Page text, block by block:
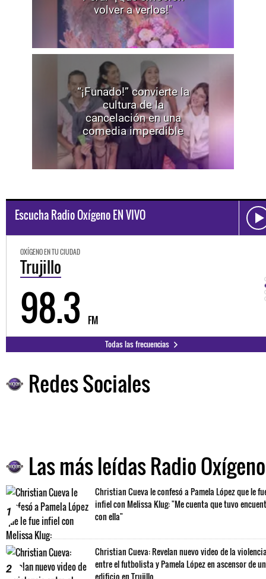
volver a verlos!"
“¡Funado!” convierte la
cultura de la
cancelación en una
comedia imperdible
Escucha Radio Oxígeno EN VIVO
OXÍGENO EN TU CIUDAD
Trujillo
98.3 FM
Todas las frecuencias
Redes Sociales
Las más leídas Radio Oxígeno
1
Christian Cueva le confesó a Pamela López que le
infiel con Melissa Klug: "Me cuenta que tuvo
con ella"
2
Christian Cueva: Revelan nuevo video de la
entre el futbolista y Pamela López en ascensor de un
edificio en Trujillo